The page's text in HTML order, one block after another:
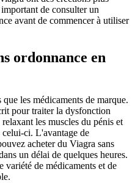
de consulter un
avant de commencer à utiliser
ordonnance en
les médicaments de marque.
pour traiter la dysfonction
les muscles du pénis et
ci. L'avantage de
acheter du Viagra sans
un délai de quelques heures.
variété de médicaments et de